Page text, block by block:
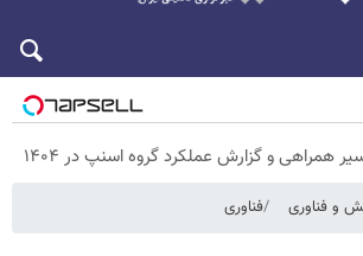
همراهی و گزارش عملکرد گروه اسنپ در ۱۴۰۴
و فناوری فناوری